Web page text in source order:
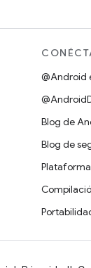
@Android
Blog de
Blog de